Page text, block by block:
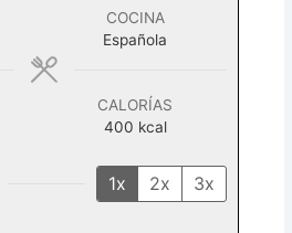
COCINA
Española
CALORÍAS
400 kcal
1x 2x 3x